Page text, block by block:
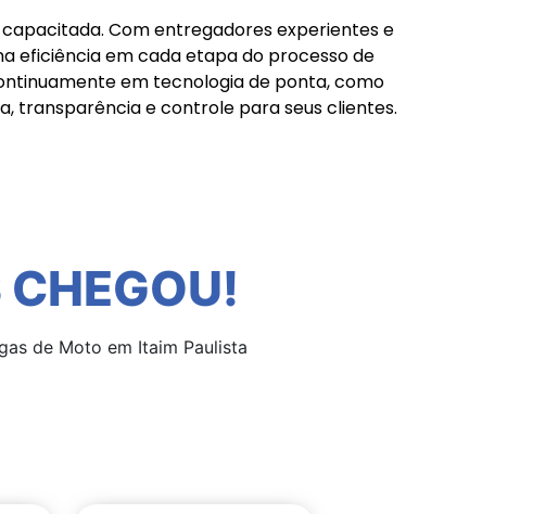
Com entregadores experientes e
eficiência em cada etapa do processo de
em tecnologia de ponta, como
transparência e controle para seus clientes.